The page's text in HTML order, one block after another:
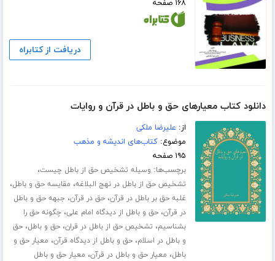
۱۶۸ صفحه
دریافت از کتابراه
دانلود کتاب معیارهای حق و باطل در قرآن و روایات
از: علیرضا ملکی
موضوع:کتاب‌های اندیشه و مذهب
۱۹۵ صفحه
برچسب‌ها: وسیله تشخیص حق از باطل چیست،
تشخیص حق از باطل در نهج البلاغه، مقایسه حق و باطل،
غلبه حق بر باطل در قرآن،حق در قرآن، جبهه حق و باطل
در قرآن،حق و باطل از دیدگاه امام علی، چگونه حق را
بشناسیم، تشخیص حق از باطل در قران،حق و باطل،حق
و باطل در اسلام،حق و باطل از دیدگاه قرآن، معیار حق و
باطل، معیار حق و باطل در قرآن، معیار حق و باطل